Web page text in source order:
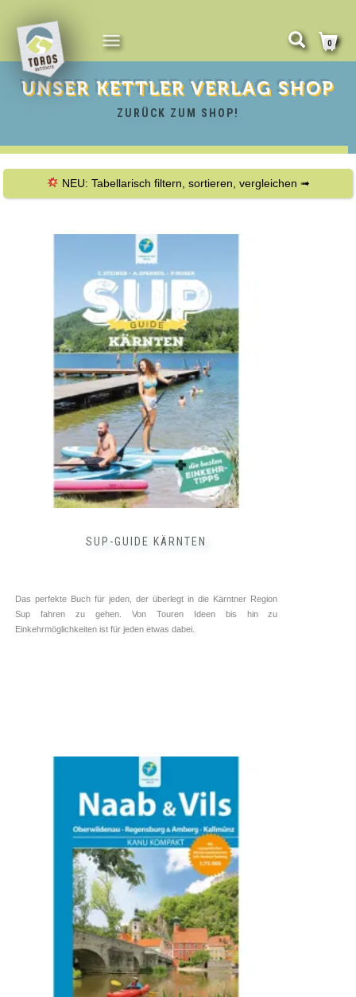
NAVIGATION
UMSCHALTEN
0
UNSER KETTLER VERLAG SHOP
ZURÜCK ZUM SHOP!
NEU: Tabellarisch filtern, sortieren, vergleichen ➟
SUP-GUIDE KÄRNTEN
Das perfekte Buch für jeden, der überlegt in die Kärntner Region
Sup fahren zu gehen. Von Touren Ideen bis hin zu
Einkehrmöglichkeiten ist für jeden etwas dabei.
Österreich ➥ ⓘSUP-Guide ➥ ⓘ
Kettler Verlag
16,90€
inkl. 7 % MwSt.
zzgl.Versandkosten